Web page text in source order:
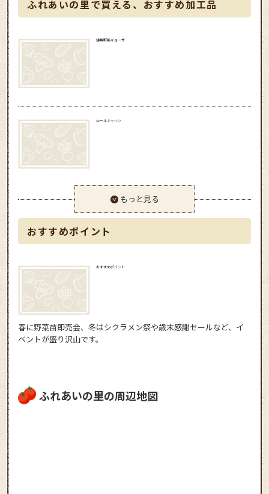
ふれあいの里で買える、おすすめ加工品
練馬野菜ギョーザ
ロールキャベツ
もっと見る
おすすめポイント
おすすめポイント
春に野菜苗即売会、冬はシクラメン祭や歳末感謝セールなど、イ
ベントが盛り沢山です。
ふれあいの里の周辺地図